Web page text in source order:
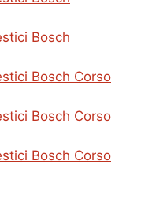
Bosch
Bosch Corso
Bosch Corso
Bosch Corso